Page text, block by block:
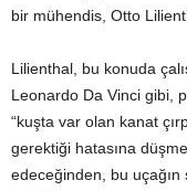
bir mühendis, Otto
Lilienthal, bu konuda
Leonardo Da Vinci gibi,
“kuşta var olan kanat
gerektiği hatasına
edeceğinden, bu uçağın